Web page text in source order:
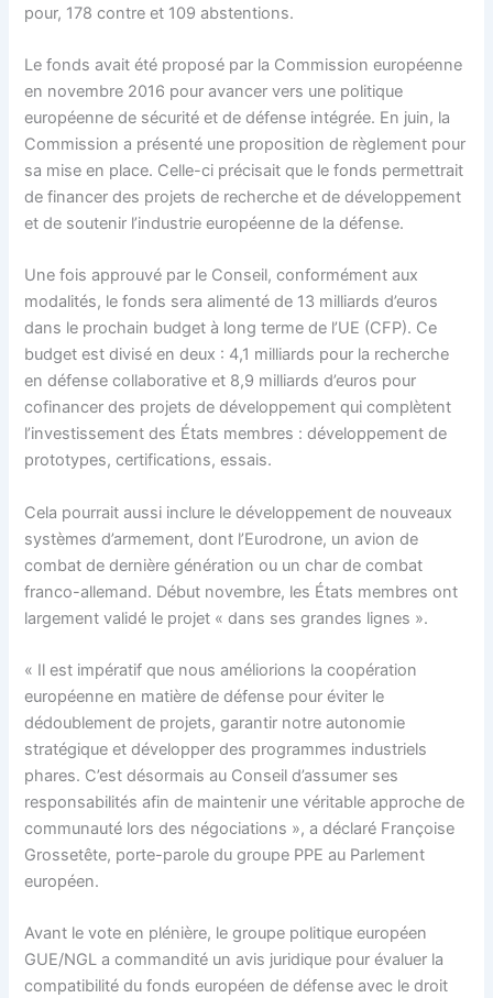
pour, 178 contre et 109 abstentions.
Le fonds avait été proposé par la Commission européenne
en novembre 2016 pour avancer vers une politique
européenne de sécurité et de défense intégrée. En juin, la
Commission a présenté une proposition de règlement pour
sa mise en place. Celle-ci précisait que le fonds permettrait
de financer des projets de recherche et de développement
et de soutenir l’industrie européenne de la défense.
Une fois approuvé par le Conseil, conformément aux
modalités, le fonds sera alimenté de 13 milliards d’euros
dans le prochain budget à long terme de l’UE (CFP). Ce
budget est divisé en deux : 4,1 milliards pour la recherche
en défense collaborative et 8,9 milliards d’euros pour
cofinancer des projets de développement qui complètent
l’investissement des États membres : développement de
prototypes, certifications, essais.
Cela pourrait aussi inclure le développement de nouveaux
systèmes d’armement, dont l’Eurodrone, un avion de
combat de dernière génération ou un char de combat
franco-allemand. Début novembre, les États membres ont
largement validé le projet « dans ses grandes lignes ».
« Il est impératif que nous améliorions la coopération
européenne en matière de défense pour éviter le
dédoublement de projets, garantir notre autonomie
stratégique et développer des programmes industriels
phares. C’est désormais au Conseil d’assumer ses
responsabilités afin de maintenir une véritable approche de
communauté lors des négociations », a déclaré Françoise
Grossetête, porte-parole du groupe PPE au Parlement
européen.
Avant le vote en plénière, le groupe politique européen
GUE/NGL a commandité un avis juridique pour évaluer la
compatibilité du fonds européen de défense avec le droit